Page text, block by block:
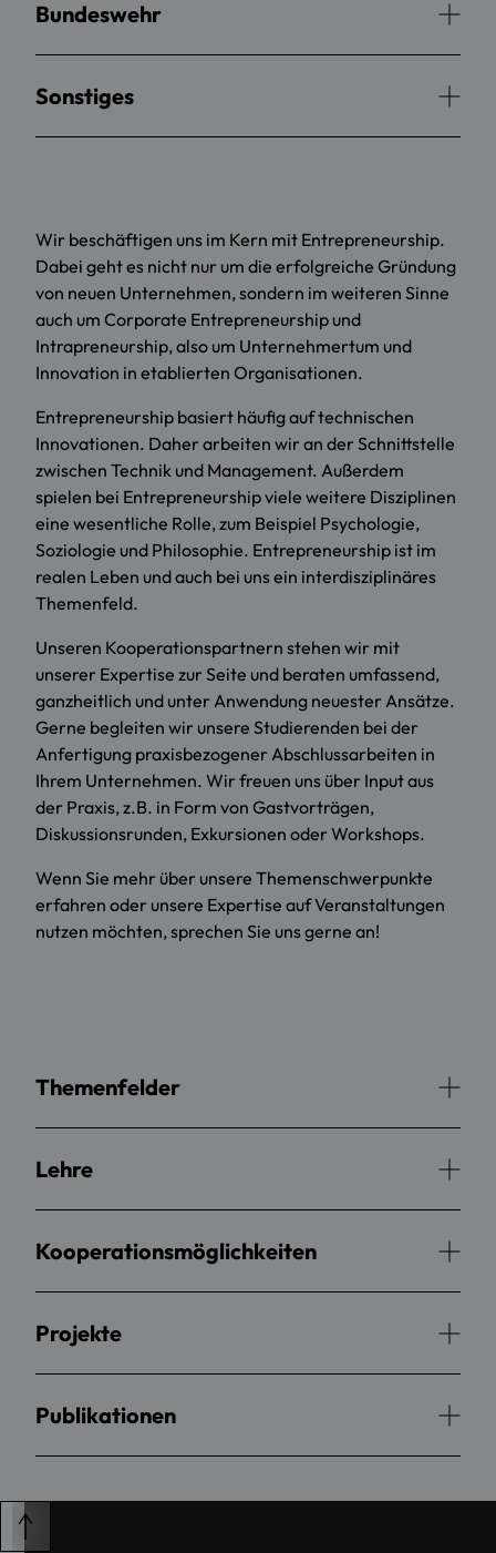
Bundeswehr
Sonstiges
Wir beschäftigen uns im Kern mit Entrepreneurship.
Dabei geht es nicht nur um die erfolgreiche Gründung
von neuen Unternehmen, sondern im weiteren Sinne
auch um Corporate Entrepreneurship und
Intrapreneurship, also um Unternehmertum und
Innovation in etablierten Organisationen.
Entrepreneurship basiert häufig auf technischen
Innovationen. Daher arbeiten wir an der Schnittstelle
zwischen Technik und Management. Außerdem
spielen bei Entrepreneurship viele weitere Disziplinen
eine wesentliche Rolle, zum Beispiel Psychologie,
Soziologie und Philosophie. Entrepreneurship ist im
realen Leben und auch bei uns ein interdisziplinäres
Themenfeld.
Unseren Kooperationspartnern stehen wir mit
unserer Expertise zur Seite und beraten umfassend,
ganzheitlich und unter Anwendung neuester Ansätze.
Gerne begleiten wir unsere Studierenden bei der
Anfertigung praxisbezogener Abschlussarbeiten in
Ihrem Unternehmen. Wir freuen uns über Input aus
der Praxis, z.B. in Form von Gastvorträgen,
Diskussionsrunden, Exkursionen oder Workshops.
Wenn Sie mehr über unsere Themenschwerpunkte
erfahren oder unsere Expertise auf Veranstaltungen
nutzen möchten, sprechen Sie uns gerne an!
Themenfelder
Lehre
Kooperationsmöglichkeiten
Projekte
Publikationen